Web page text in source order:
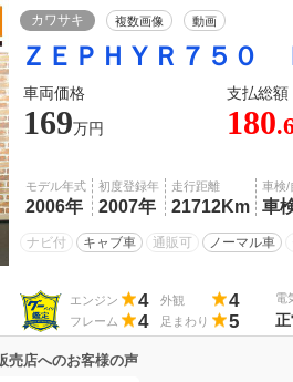
カワサキ 複数画像 動画
ＺＥＰＨＹＲ７５０
車両価格 支払総額
169万円 180
モデル年式
2006年
初度登録年
2007年
走行距離
21712Km
車検/
車
ナビ付 キャブ車 通販可 ノーマル車
エンジン 4 外観 4
フレーム 4 足まわり 5
電
売店へのお客様の声